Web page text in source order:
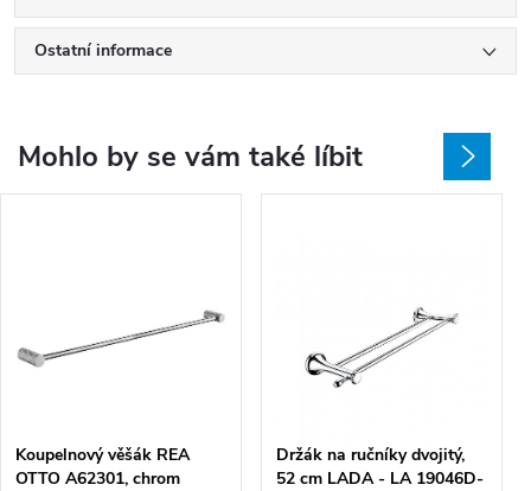
Ostatní informace
Mohlo by se vám také líbit
Koupelnový věšák REA
OTTO A62301, chrom
Držák na ručníky dvojitý,
52 cm LADA - LA 19046D-